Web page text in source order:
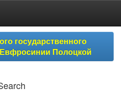
государственного
Полоцкой